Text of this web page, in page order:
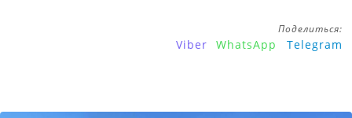
Поделиться:
Viber WhatsApp Telegram